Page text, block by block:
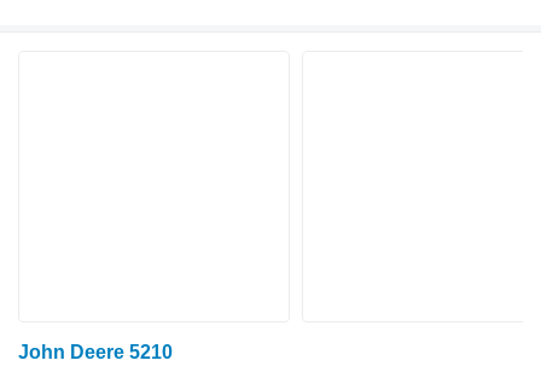
John Deere 5210